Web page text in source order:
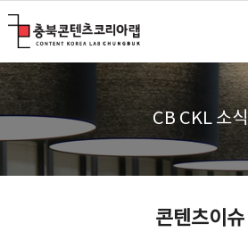
CB CKL 소식
콘텐츠이슈